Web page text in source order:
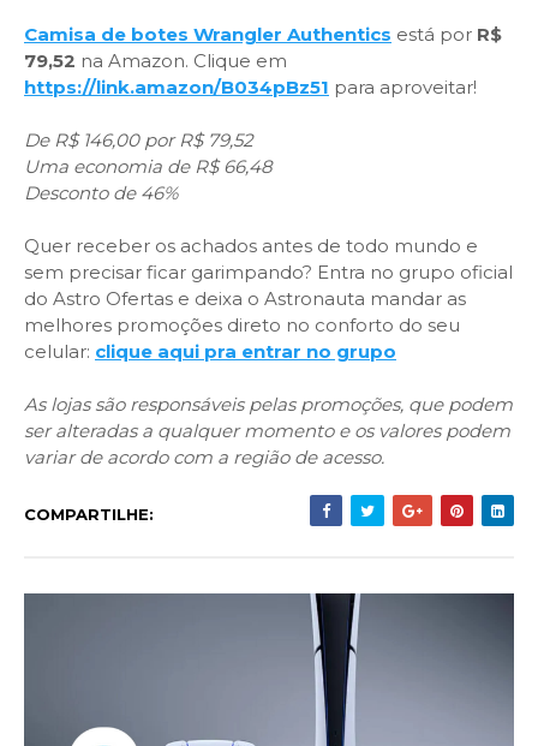
Camisa de botes Wrangler Authentics está por R$
79,52 na Amazon. Clique em
https://link.amazon/B034pBz51 para aproveitar!
De R$ 146,00 por R$ 79,52
Uma economia de R$ 66,48
Desconto de 46%
Quer receber os achados antes de todo mundo e
sem precisar ficar garimpando? Entra no grupo oficial
do Astro Ofertas e deixa o Astronauta mandar as
melhores promoções direto no conforto do seu
celular: clique aqui pra entrar no grupo
As lojas são responsáveis pelas promoções, que podem
ser alteradas a qualquer momento e os valores podem
variar de acordo com a região de acesso.
COMPARTILHE: